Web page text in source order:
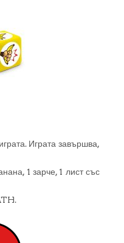
Играта завършва,
1 зарче, 1 лист със